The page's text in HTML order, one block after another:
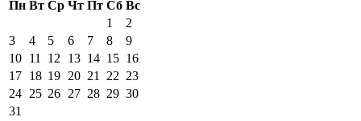
Пн Вт Ср Чт Пт Сб Вс
1
2
3
4 5 6 7 8
9
10 11 12 13 14 15 16
17 18 19 20 21 22 23
24 25 26 27 28 29 30
31